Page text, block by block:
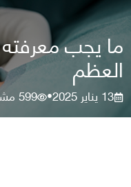
ما يجب
العظم
13 يناير 2025 •
599